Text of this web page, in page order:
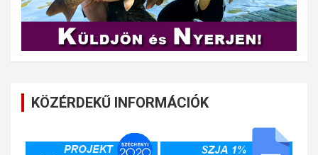
KÖZÉRDEKŰ INFORMÁCIÓK